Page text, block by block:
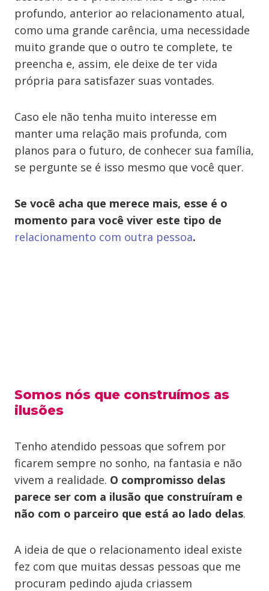
profundo, anterior ao relacionamento atual,
como uma grande carência, uma necessidade
muito grande que o outro te complete, te
preencha e, assim, ele deixe de ter vida
própria para satisfazer suas vontades.
Caso ele não tenha muito interesse em
manter uma relação mais profunda, com
planos para o futuro, de conhecer sua família,
se pergunte se é isso mesmo que você quer.
Se você acha que merece mais, esse é o
momento para você viver este tipo de
relacionamento com outra pessoa.
Somos nós que construímos as
ilusões
Tenho atendido pessoas que sofrem por
ficarem sempre no sonho, na fantasia e não
vivem a realidade. O compromisso delas
parece ser com a ilusão que construíram e
não com o parceiro que está ao lado delas.
A ideia de que o relacionamento ideal existe
fez com que muitas dessas pessoas que me
procuram pedindo ajuda criassem